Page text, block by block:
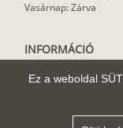
Ez a weboldal
Vasárnap: Zárva
INFORMÁCIÓ
Felhasználási javaslat